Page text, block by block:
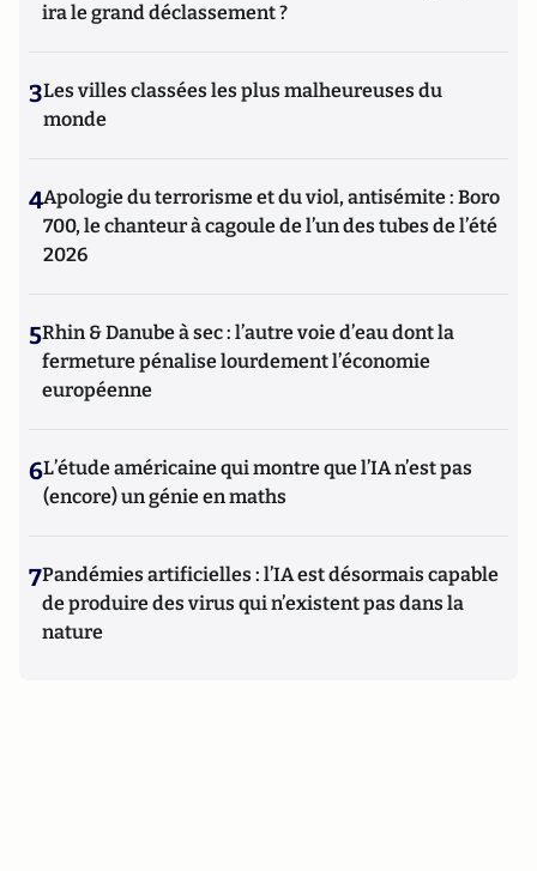
ira le grand déclassement ?
3Les villes classées les plus malheureuses du
monde
4Apologie du terrorisme et du viol, antisémite : Boro
700, le chanteur à cagoule de l’un des tubes de l’été
2026
5Rhin & Danube à sec : l’autre voie d’eau dont la
fermeture pénalise lourdement l’économie
européenne
6L’étude américaine qui montre que l’IA n’est pas
(encore) un génie en maths
7Pandémies artificielles : l’IA est désormais capable
de produire des virus qui n’existent pas dans la
nature